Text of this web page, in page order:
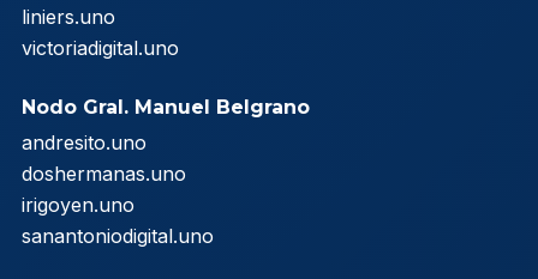
liniers.uno
victoriadigital.uno
Nodo Gral. Manuel Belgrano
andresito.uno
doshermanas.uno
irigoyen.uno
sanantoniodigital.uno